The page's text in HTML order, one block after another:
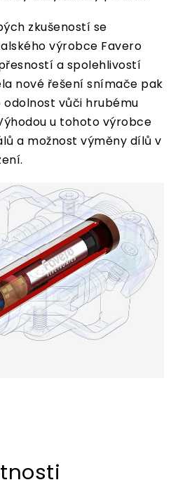
zkušeností se
výrobce Favero
a spolehlivostí
nové řešení snímače pak
vůči hrubému
u tohoto výrobce
a možnost výměny dílů v